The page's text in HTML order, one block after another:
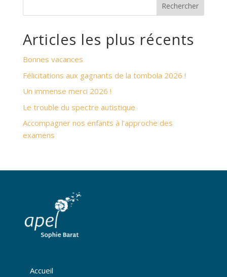
Rechercher
Articles les plus récents
Bonnes vacances
Félicitations aux gagnants de la tombola 2026 !
Un immense merci 2026 !
Le trouble du spectre autistique
Accompagner nos enfants à l’approche des
examens
Accueil